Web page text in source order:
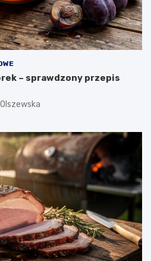
– sprawdzony przepis